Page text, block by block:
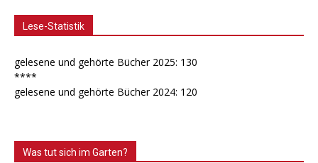
Lese-Statistik
gelesene und gehörte Bücher 2025: 130
****
gelesene und gehörte Bücher 2024: 120
Was tut sich im Garten?